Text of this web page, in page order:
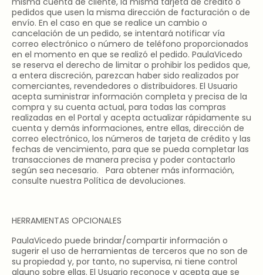
pedidos que usen la misma dirección de facturación o de
envío. En el caso en que se realice un cambio o
cancelación de un pedido, se intentará notificar vía
correo electrónico o número de teléfono proporcionados
en el momento en que se realizó el pedido. PaulaVicedo
se reserva el derecho de limitar o prohibir los pedidos que,
a entera discreción, parezcan haber sido realizados por
comerciantes, revendedores o distribuidores. El Usuario
acepta suministrar información completa y precisa de la
compra y su cuenta actual, para todas las compras
realizadas en el Portal y acepta actualizar rápidamente su
cuenta y demás informaciones, entre ellas, dirección de
correo electrónico, los números de tarjeta de crédito y las
fechas de vencimiento, para que se pueda completar las
transacciones de manera precisa y poder contactarlo
según sea necesario. Para obtener más información,
consulte nuestra Política de devoluciones.
HERRAMIENTAS OPCIONALES
PaulaVicedo puede brindar/compartir información o
sugerir el uso de herramientas de terceros que no son de
su propiedad y, por tanto, no supervisa, ni tiene control
alguno sobre ellas. El Usuario reconoce y acepta que se